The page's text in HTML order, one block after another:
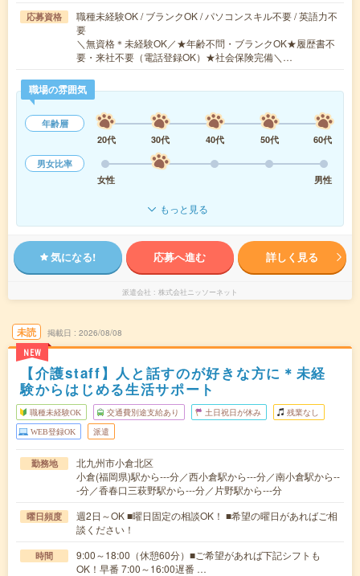
応募資格
職種未経験OK / ブランクOK / パソコンスキル不要 / 英語力不
要
＼無資格＊未経験OK／★年齢不問・ブランクOK★履歴書不
要・来社不要（電話登録OK）★社会保険完備＼…
職場の雰囲気
年齢層
20代
30代 40代 50代
60代
男女比率
女性
男性
もっと見る
気になる! 応募へ進む 詳しく見る
派遣会社 株式会社ニッソーネット
未読
NEW
掲載日 2026/08/08
【介護staff】人と話すのが好きな方に＊未経
験からはじめる生活サポート
職種未経験OK 交通費別途支給あり 土日祝日が休み 残業なし
WEB登録OK 派遣
勤務地
北九州市小倉北区
小倉(福岡県)駅から---分／西小倉駅から---分／南小倉駅から--
-分／香春口三萩野駅から---分／片野駅から---分
曜日頻度
週2日～OK ■曜日固定の相談OK！ ■希望の曜日があればご相
談ください！
時間
9:00～18:00（休憩60分）■ご希望があれば下記シフトも
OK！早番 7:00～16:00遅番 …